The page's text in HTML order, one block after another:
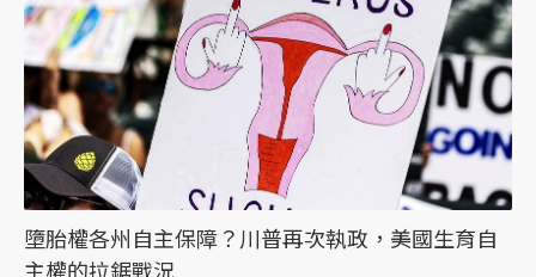
墮胎權各州自主保障？川普再次執政，美國生育自
主權的拉鋸戰況